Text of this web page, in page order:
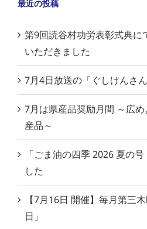
最近の投稿
第9回読谷村功労表彰式典に
いただきました
7月4日放送の「ぐしけんさ
7月は県産品奨励月間 ～広
産品～
「ごま油の四季 2026 夏の
した
【7月16日 開催】毎月第三
日」